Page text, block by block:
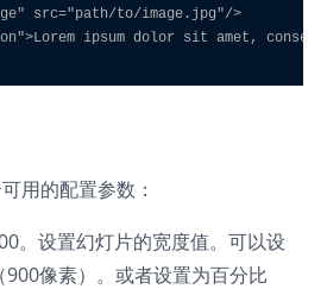
src="path/to/image.jpg"/>
ipsum dolor sit amet,
用的配置参数：
。设置幻灯片的宽度值。可以设
像素）。或者设置为百分比